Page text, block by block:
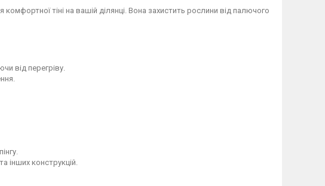
тіні на вашій ділянці. Вона захистить рослини від палючого
від перегріву.
інших конструкцій.